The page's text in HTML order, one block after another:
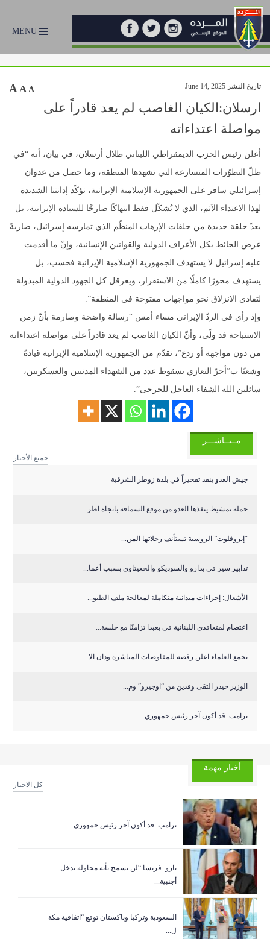
MENU
تاريخ النشر June 14, 2025 A A A
ارسلان:الكيان الغاصب لم يعد قادراً على
مواصلة اعتداءاته
أعلن رئيس الحزب الديمقراطي اللبناني طلال أرسلان، في بيان، أنه “في
ظلّ التطوّرات المتسارعة التي تشهدها المنطقة، وما حصل من عدوان
إسرائيلي سافر على الجمهورية الإسلامية الإيرانية، نؤكّد إدانتنا الشديدة
لهذا الاعتداء الآثم، الذي لا يُشكّل فقط انتهاكًا صارخًا للسيادة الإيرانية، بل
يعدّ حلقة جديدة من حلقات الإرهاب المنظّم الذي تمارسه إسرائيل، ضاربةً
عرض الحائط بكل الأعراف الدولية والقوانين الإنسانية، وإنّ ما أقدمت
عليه إسرائيل لا يستهدف الجمهورية الإسلامية الإيرانية فحسب، بل
يستهدف محورًا كاملًا من الاستقرار، ويعرقل كل الجهود الدولية المبذولة
لتفادي الانزلاق نحو مواجهات مفتوحة في المنطقة”.
وإذ رأى في الردّ الإيراني مساء أمس “رسالة واضحة وصارمة بأنّ زمن
الاستباحة قد ولّى، وأنّ الكيان الغاصب لم يعد قادراً على مواصلة اعتداءاته
من دون مواجهة أو ردع”، تقدّم من الجمهورية الإسلامية الإيرانية قيادةً
وشعبًا ب”أحرّ التعازي بسقوط عدد من الشهداء المدنيين والعسكريين،
سائلين الله الشفاء العاجل للجرحى”.
مــبــاشـــر
جميع الأخبار
جيش العدو ينفذ تفجيراً في بلدة زوطر الشرقية
حملة تمشيط ينفذها العدو من موقع السماقة باتجاه اطر...
“إيروفلوت” الروسية تستأنف رحلاتها المن...
تدابير سير في بدارو والسوديكو والجعيتاوي بسبب أعما...
الأشغال: إجراءات ميدانية متكاملة لمعالجة ملف الطيو...
اعتصام لمتعاقدي اللبنانية في بعبدا تزامنًا مع جلسة...
تجمع العلماء اعلن رفضه للمفاوضات المباشرة ودان الا...
الوزير حيدر التقى وفدين من “اوجيرو” وم...
ترامب: قد أكون آخر رئيس جمهوري
أخبار مهمة
كل الاخبار
ترامب: قد أكون آخر رئيس جمهوري
بارو: فرنسا “لن تسمح بأية محاولة تدخل
أجنبية...
السعودية وتركيا وباكستان توقع “اتفاقية مكة
ل...